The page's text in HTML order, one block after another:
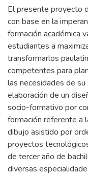
El presente proyecto
con base en la
formación académica
estudiantes a
transformarlos
competentes para
las necesidades de
elaboración de un
socio-formativo por
formación referente a
dibujo asistido por
proyectos
de tercer año de
diversas